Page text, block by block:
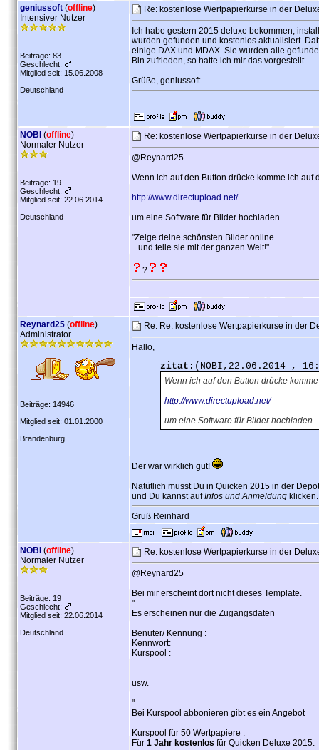
geniussoft (offline)
Intensiver Nutzer
Beiträge: 83
Geschlecht:
Mitglied seit: 15.06.2008
Deutschland
Re: kostenlose Wertpapierkurse in der
Ich habe gestern 2015 deluxe bekommen,
wurden gefunden und kostenlos aktualisiert.
einige DAX und MDAX. Sie wurden alle
Bin zufrieden, so hatte ich mir das vorgestellt.
Grüße, geniussoft
NOBI (offline)
Normaler Nutzer
Beiträge: 19
Geschlecht:
Mitglied seit: 22.06.2014
Deutschland
Re: kostenlose Wertpapierkurse in der
@Reynard25
Wenn ich auf den Button drücke komme ich auf
http://www.directupload.net/
um eine Software für Bilder hochladen
"Zeige deine schönsten Bilder online
...und teile sie mit der ganzen Welt!"
?
Reynard25 (offline)
Administrator
Beiträge: 14946
Mitglied seit: 01.01.2000
Brandenburg
Re: Re: kostenlose Wertpapierkurse in der
Hallo,
zitat: (NOBI,22.06.2014 ,
Wenn ich auf den Button drücke
http://www.directupload.net/
um eine Software für Bilder hochladen
Der war wirklich gut!
Natütlich musst Du in Quicken 2015 in der
und Du kannst aufInfos und Anmeldung klicken.
Gruß Reinhard
NOBI (offline)
Normaler Nutzer
Beiträge: 19
Geschlecht:
Mitglied seit: 22.06.2014
Deutschland
Re: kostenlose Wertpapierkurse in der
@Reynard25
Bei mir erscheint dort nicht dieses Template.
"
Es erscheinen nur die Zugangsdaten
Benuter/ Kennung :
Kennwort:
Kurspool :
usw.
"
Bei Kurspool abbonieren gibt es ein Angebot
Kurspool für 50 Wertpapiere .
Für 1 Jahr kostenlos für Quicken Deluxe 2015.